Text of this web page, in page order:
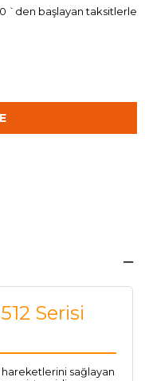
`den başlayan taksitlerle
Serisi
sağlayan